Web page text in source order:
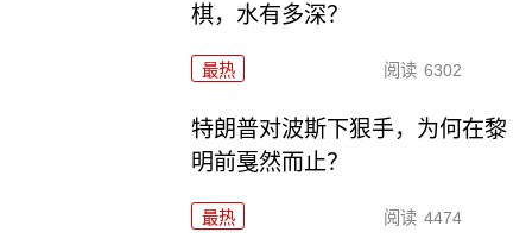
棋，水有多深？
最热 阅读 6302
特朗普对波斯下狠手，为何在黎
明前戛然而止？
最热 阅读 4474